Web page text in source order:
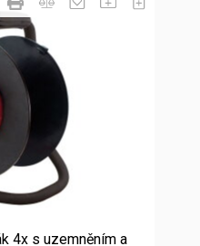
4x s uzemněním a